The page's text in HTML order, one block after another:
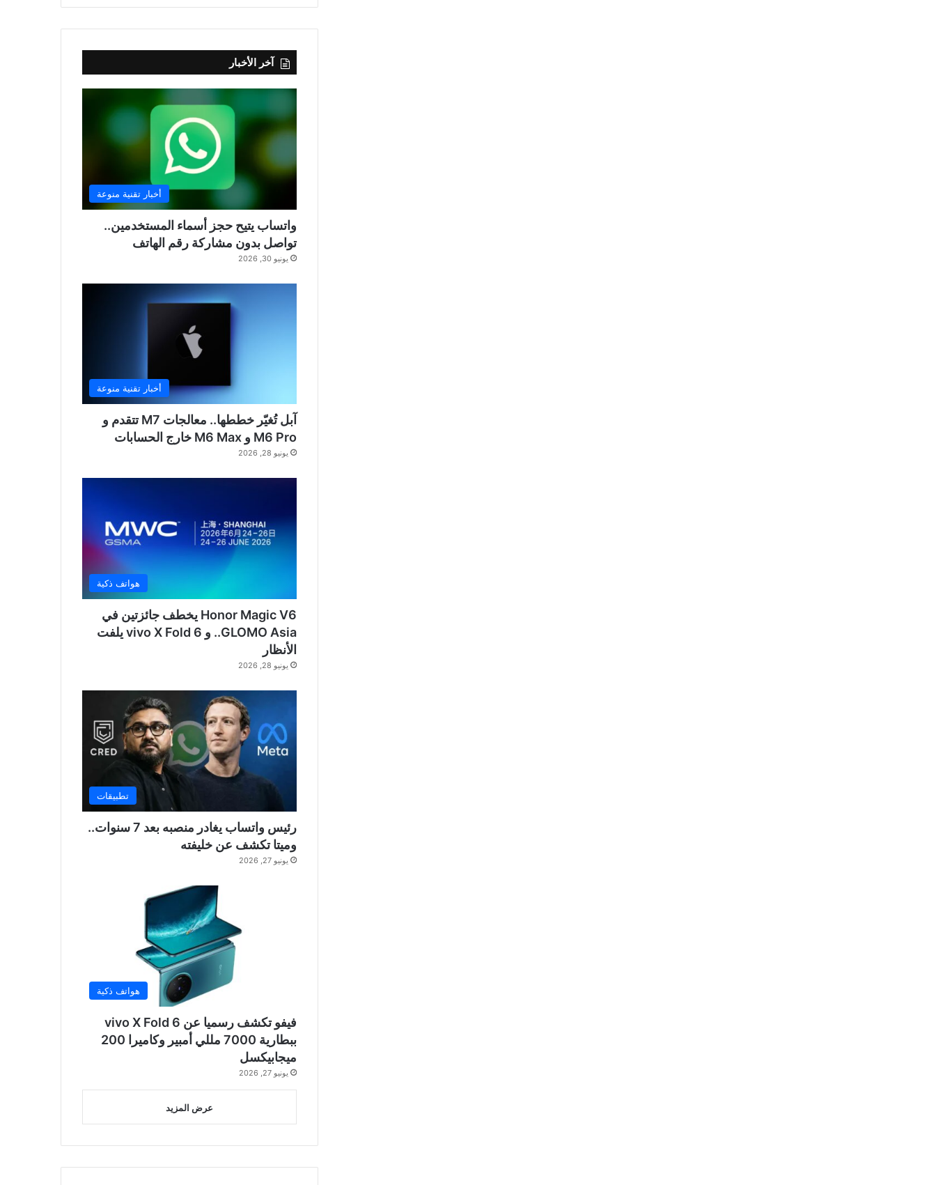
آخر الأخبار
أخبار تقنية منوعة
واتساب يتيح حجز أسماء المستخدمين..
تواصل بدون مشاركة رقم الهاتف
يونيو 30, 2026
أخبار تقنية منوعة
آبل تُغيّر خططها.. معالجات M7 تتقدم و
M6 Pro و M6 Max خارج الحسابات
يونيو 28, 2026
هواتف ذكية
Honor Magic V6 يخطف جائزتين في
GLOMO Asia.. و vivo X Fold 6 يلفت
الأنظار
يونيو 28, 2026
تطبيقات
رئيس واتساب يغادر منصبه بعد 7 سنوات..
وميتا تكشف عن خليفته
يونيو 27, 2026
هواتف ذكية
فيفو تكشف رسميا عن vivo X Fold 6
ببطارية 7000 مللي أمبير وكاميرا 200
ميجابيكسل
يونيو 27, 2026
عرض المزيد